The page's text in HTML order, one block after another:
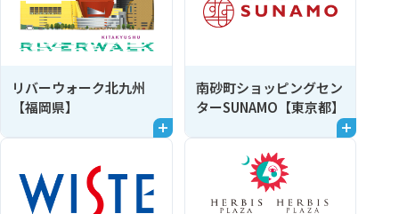
リバーウォーク北九州
【福岡県】
南砂町ショッピングセン
ターSUNAMO【東京都】